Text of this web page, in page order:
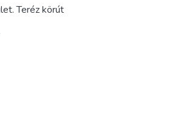
Teréz körút